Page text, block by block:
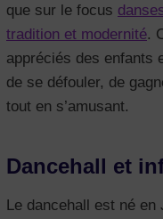
que sur le focus
tradition et modernité.
appréciés des enfants
de se défouler, de
tout en s’amusant.
Dancehall et
Le dancehall est né